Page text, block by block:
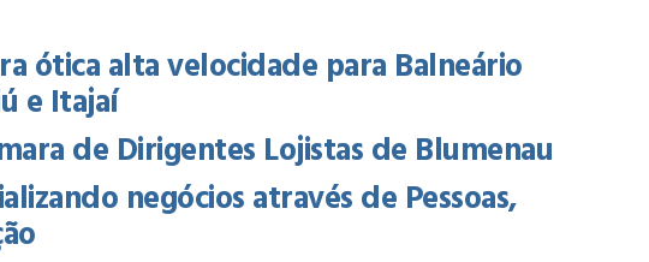
ótica alta velocidade para Balneário
e Itajaí
de Dirigentes Lojistas de Blumenau
negócios através de Pessoas,